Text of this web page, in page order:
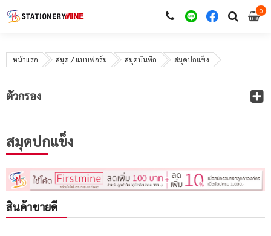
00
หน้าแรก สมุด / แบบฟอร์ม สมุดบันทึก สมุดปกแข็ง
สมุดปกแข็ง
สินค้าขายดี
ตัวกรอง